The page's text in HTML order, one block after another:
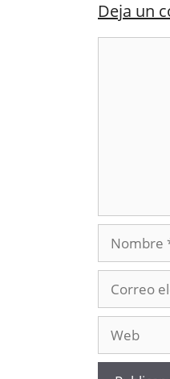
Deja un
Nombre
electrónico